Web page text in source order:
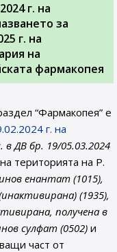
г. на
за
г. на
на
фармакопея
“Фармакопея” е
г. на
в ДВ бр. 19/05.03.2024
на територията на Р.
енантат (1015),
(1935),
получена в
сулфат (0502) и
част от